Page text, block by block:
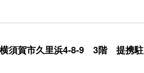
須賀市久里浜4-8-9 3階 提携駐